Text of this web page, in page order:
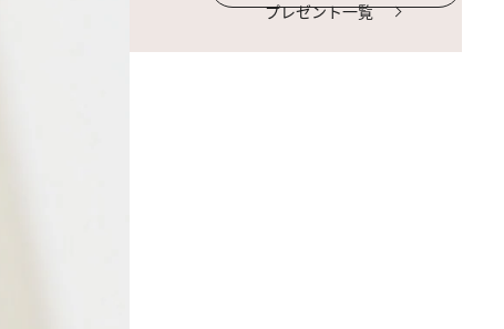
プレゼント一覧